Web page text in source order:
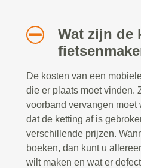
Wat zijn de
De kosten van een
die er plaats moet vinden.
voorband vervangen moet
dat de ketting af is
verschillende prijzen.
boeken, dan kunt u
wilt maken en wat er